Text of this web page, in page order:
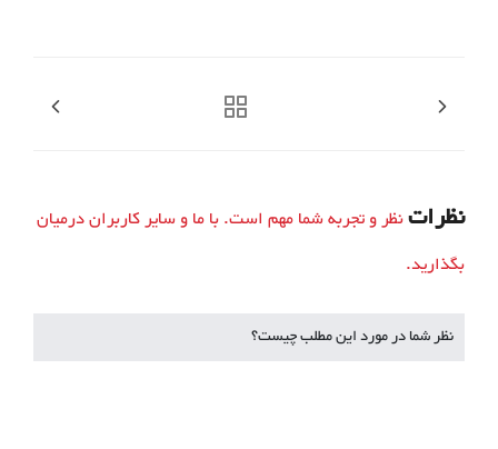
نظراتنظر و تجربه شما مهم است. با ما و سایر کاربران درمیان
بگذارید.
نظر شما در مورد این مطلب چیست؟